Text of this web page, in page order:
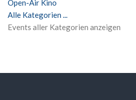
Open-Air Kino
Alle Kategorien ...
Events aller Kategorien anzeigen